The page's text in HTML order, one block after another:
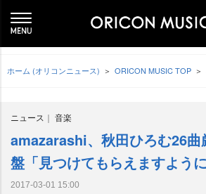
ホーム (オリコンニュース) ORICON MUSIC TOP
ニュース 音楽
amazarashi、秋田ひろむ26曲
盤「見つけてもらえますように
2017-03-01 15:00